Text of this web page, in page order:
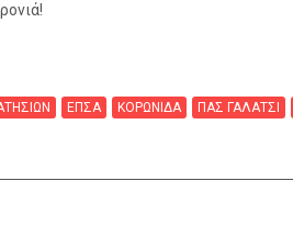
ΕΠΣΑ ΚΟΡΩΝΙΔΑ ΠΑΣ ΓΑΛΑΤΣΙ